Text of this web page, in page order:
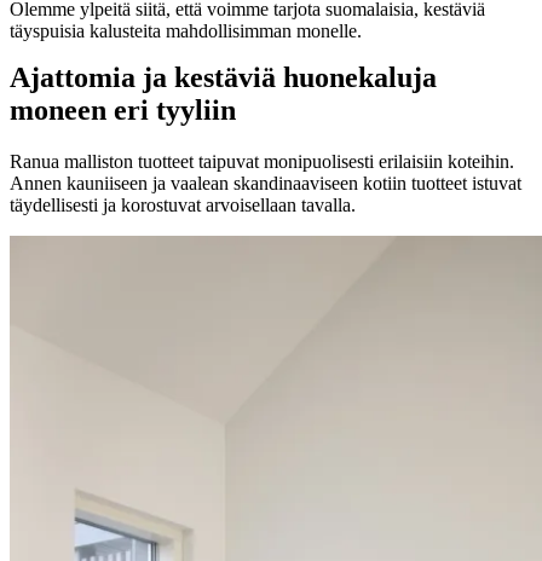
Olemme ylpeitä siitä, että voimme tarjota suomalaisia, kestäviä
täyspuisia kalusteita mahdollisimman monelle.
Ajattomia ja kestäviä huonekaluja
moneen eri tyyliin
Ranua malliston tuotteet taipuvat monipuolisesti erilaisiin koteihin.
Annen kauniiseen ja vaalean skandinaaviseen kotiin tuotteet istuvat
täydellisesti ja korostuvat arvoisellaan tavalla.